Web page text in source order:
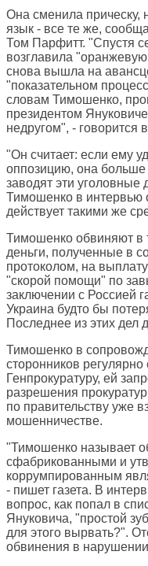
Она сменила прическу,
язык - все те же,
Том Парфитт. "Спустя
возглавила
снова вышла на
"показательном
словам Тимошенко,
президентом
недругом", - говорится
"Он считает: если ему
оппозицию, она
заводят эти уголовные
Тимошенко в интервью
действует такими же
Тимошенко обвиняют в
деньги, полученные в
протоколом, на
"скорой помощи" по
заключении с Россией
Украина будто бы
Последнее из этих дел
Тимошенко в
сторонников
Генпрокуратуру, ей
разрешения
по правительству уже
мошенничестве.
"Тимошенко называет
сфабрикованными и
коррумпированным
- пишет газета. В
вопрос, как попал в
Януковича, "простой
для этого вырвать?".
обвинения в